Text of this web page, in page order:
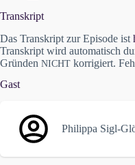
Transkript
Das Transkript zur Episode ist
Transkript wird automatisch
Gründen NICHT korrigiert.
Gast
Philippa Sigl-